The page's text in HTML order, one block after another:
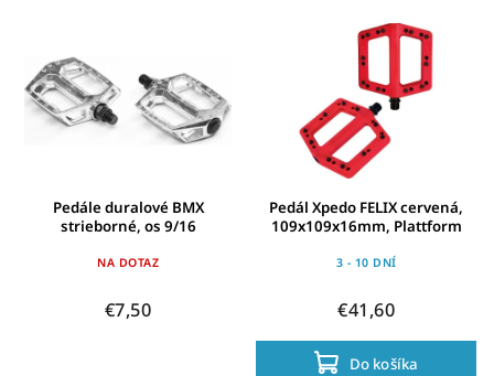
Pedále duralové BMX
strieborné, os 9/16
NA DOTAZ
€7,50
Pedál Xpedo FELIX cervená,
109x109x16mm, Plattform
3 - 10 DNÍ
€41,60
Do košíka